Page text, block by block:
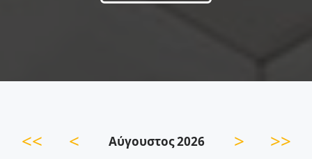
<< < Αύγουστος 2026 > >>